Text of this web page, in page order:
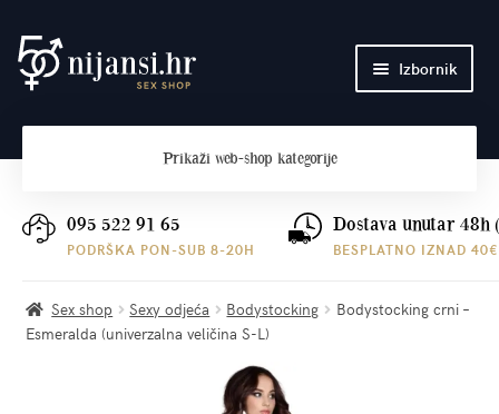
Preskoči
na
Skoči
do
Izbornik
Plaćanje i dostava
Prikaži web-shop kategorije
095 522 91 65
PODRŠKA PON-SUB 8-20H
Dostava unutar 48h
BESPLATNO IZNAD 40€
Sex shop Sexy odjeća Bodystocking
Bodystocking crni –
Esmeralda (univerzalna veličina S-L)